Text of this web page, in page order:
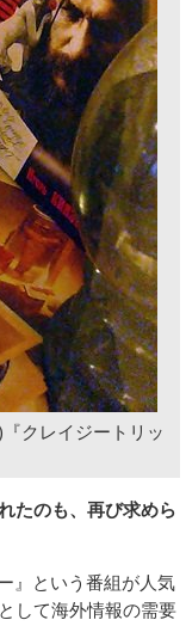
クレイジートリッ
たのも、再び求めら
』という番組が人気
して海外情報の需要